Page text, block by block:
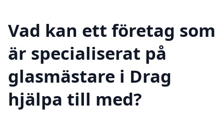
Vad kan ett företag som
är specialiserat på
glasmästare i Drag
hjälpa till med?